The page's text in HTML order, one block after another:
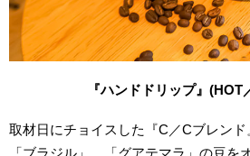
『ハンドドリップ』(HOT
取材日にチョイスした『C／Cブレンド